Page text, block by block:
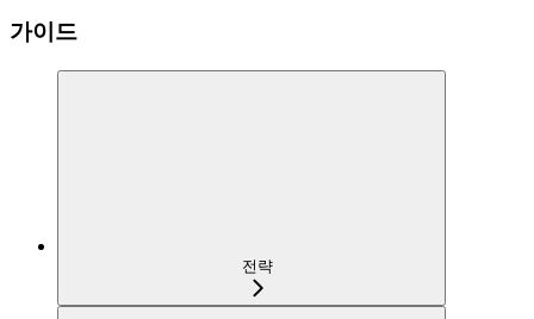
가이드
전략